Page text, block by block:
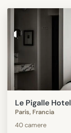
Le Pigalle Hotel
Paris, Francia
40 camere